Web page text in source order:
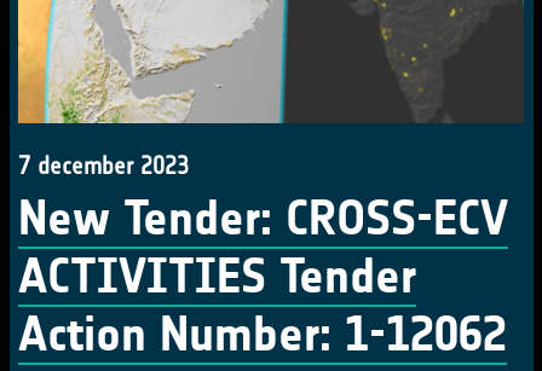
7 december 2023
New Tender: CROSS-ECV
ACTIVITIES Tender
Action Number: 1-12062